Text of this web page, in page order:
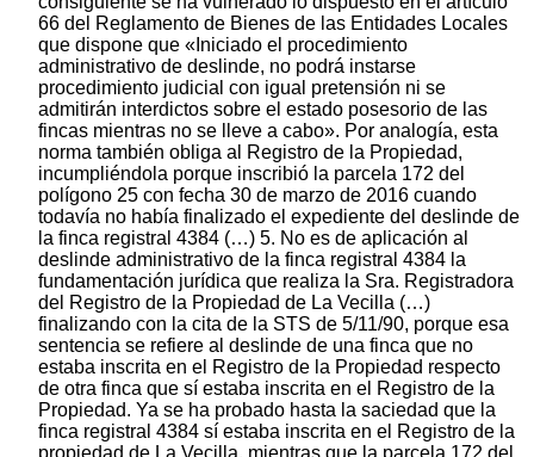
66 del Reglamento de Bienes de las Entidades Locales
que dispone que «Iniciado el procedimiento
administrativo de deslinde, no podrá instarse
procedimiento judicial con igual pretensión ni se
admitirán interdictos sobre el estado posesorio de las
fincas mientras no se lleve a cabo». Por analogía, esta
norma también obliga al Registro de la Propiedad,
incumpliéndola porque inscribió la parcela 172 del
polígono 25 con fecha 30 de marzo de 2016 cuando
todavía no había finalizado el expediente del deslinde de
la finca registral 4384 (…) 5. No es de aplicación al
deslinde administrativo de la finca registral 4384 la
fundamentación jurídica que realiza la Sra. Registradora
del Registro de la Propiedad de La Vecilla (…)
finalizando con la cita de la STS de 5/11/90, porque esa
sentencia se refiere al deslinde de una finca que no
estaba inscrita en el Registro de la Propiedad respecto
de otra finca que sí estaba inscrita en el Registro de la
Propiedad. Ya se ha probado hasta la saciedad que la
finca registral 4384 sí estaba inscrita en el Registro de la